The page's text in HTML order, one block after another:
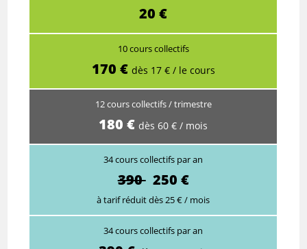
20 €
10 cours collectifs
170 € dès 17 € / le cours
12 cours collectifs / trimestre
180 €dès 60 € / mois
34 cours collectifs par an
390250 €
à tarif réduit dès 25 € / mois
34 cours collectifs par an